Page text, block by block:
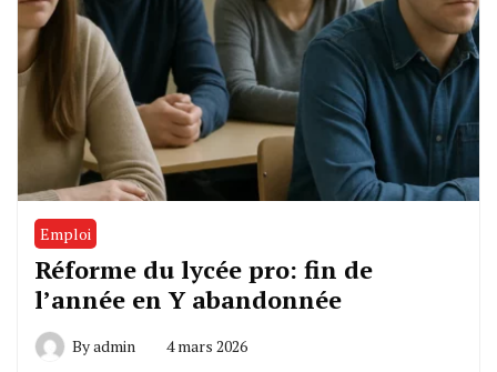
Emploi
Réforme du lycée pro: fin de
l’année en Y abandonnée
Byadmin 4 mars 2026